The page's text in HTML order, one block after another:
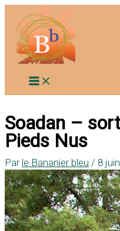
contenu
Soadan –
Pieds Nus
Par le Bananier bleu / 8